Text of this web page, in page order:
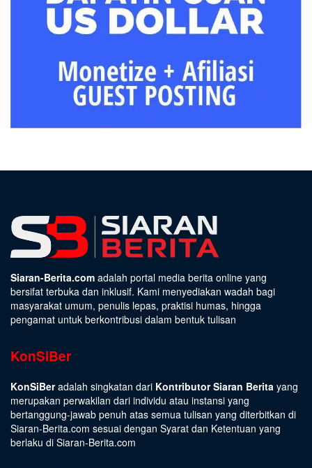
Siaran-Berita.com adalah portal media berita online yang
bersifat terbuka dan inklusif. Kami menyediakan wadah bagi
masyarakat umum, penulis lepas, praktisi humas, hingga
pengamat untuk berkontribusi dalam bentuk tulisan
KonSiBer
KonSiBeradalah singkatan dari Kontributor Siaran Berita yang
merupakan perwakilan dari individu atau instansi yang
bertanggung-jawab penuh atas semua tulisan yang diterbitkan di
Siaran-Berita.com sesuai dengan Syarat dan Ketentuan yang
berlaku di Siaran-Berita.com